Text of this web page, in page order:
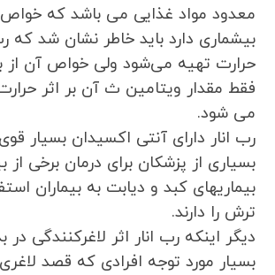
معدود مواد غذایی می باشد که خواص
بیشماری دارد باید خاطر نشان شد که
حرارت تهیه می‌شود ولی خواص آن از
فقط مقدار ویتامین ث آن بر اثر
می شود.
رب انار دارای آنتی اکسیدان بسیار
بسیاری از پزشکان برای درمان برخی از
بیماریهای کبد و دیابت به بیماران
ترش را دارند.
دیگر اینکه رب انار اثر لاغرکنندگی در
بسیار مورد توجه افرادی که قصد لاغری